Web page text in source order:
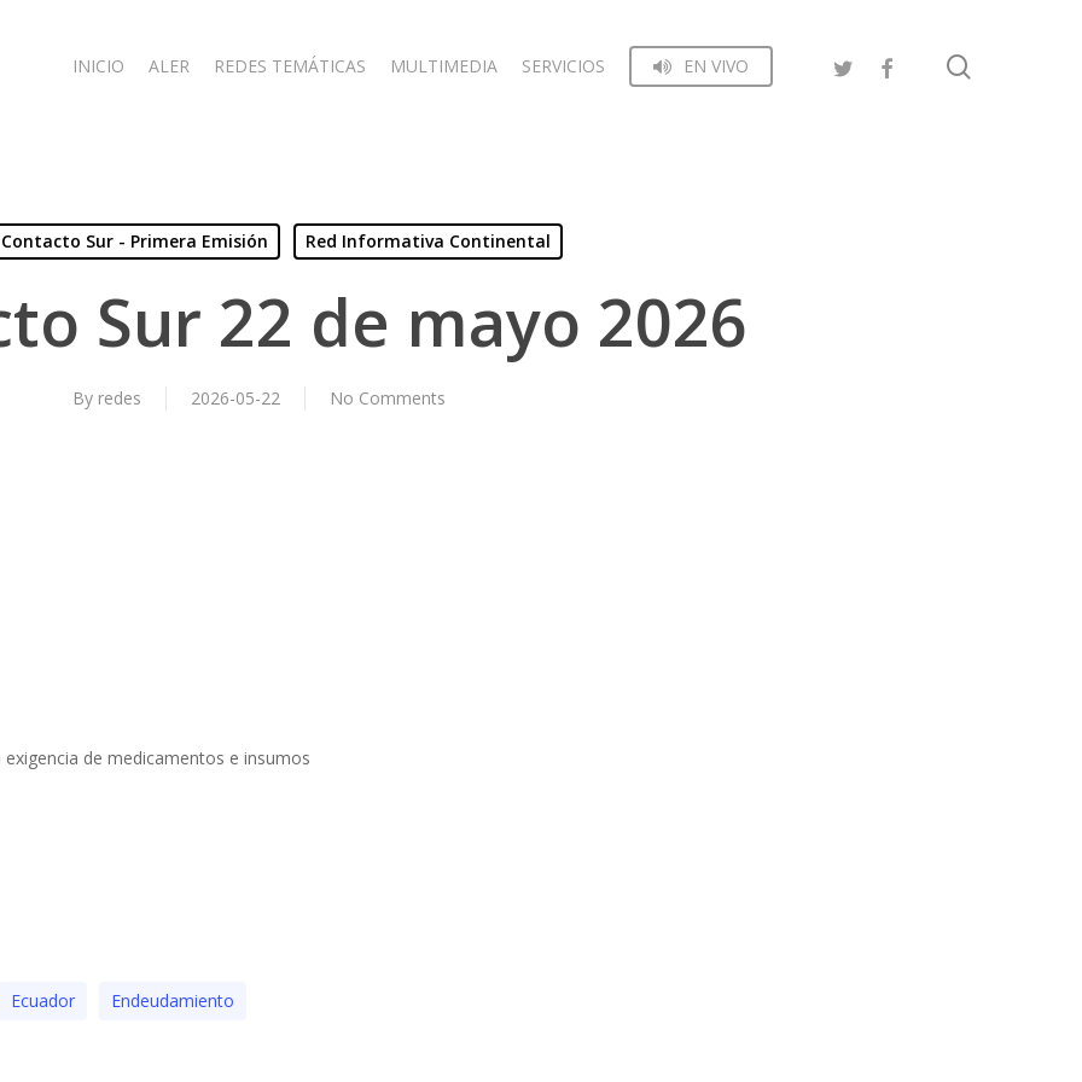
INICIO ALER REDES TEMÁTICAS MULTIMEDIA SERVICIOS EN VIVO
Contacto Sur - Primera Emisión Red Informativa Continental
Sur 22 de mayo 2026
By redes 2026-05-22 No Comments
de medicamentos e insumos
Ecuador Endeudamiento